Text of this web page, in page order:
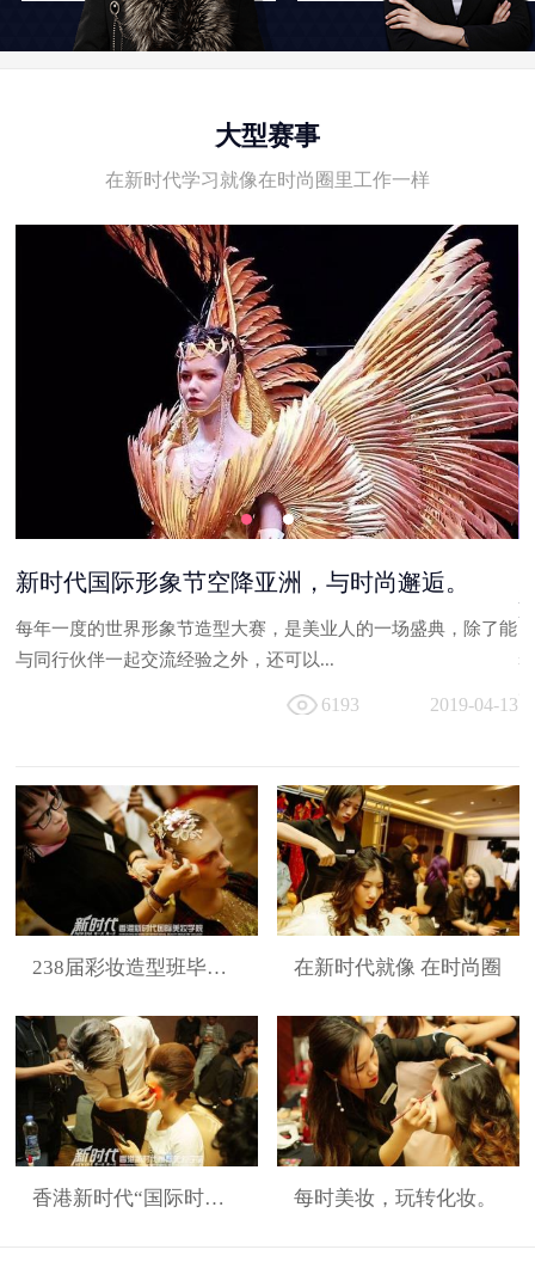
大型赛事
在新时代学习就像在时尚圈里工作一样
美业圈摊上大事儿了，新时代国际造型秀够然够
盛夏新时代国际美妆学院一千余名学员体验了一把国际造型T台
238届彩妆造型班毕业展 在新时代就像 在时尚圈
香港新时代“国际时装周”展演造型 每时美妆，玩转化妆。